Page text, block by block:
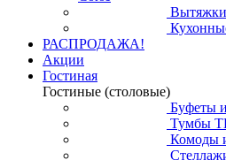
РАСПРОДАЖА!
Акции
Гостиная
Гостиные (столовые)
Буфеты
Тумбы
Комоды